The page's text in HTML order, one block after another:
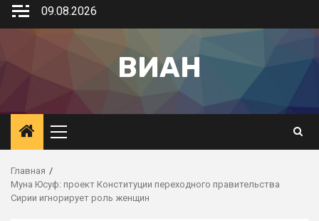
09.08.2026
ВИАН
Главная
Муна Юсуф: проект Конституции переходного правительства
Сирии игнорирует роль женщин